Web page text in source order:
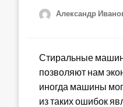
Александр
Стиральные
позволяют нам
иногда машины
из таких ошибок